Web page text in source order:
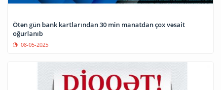
Ötən gün bank kartlarından 30 min manatdan çox vəsait
oğurlanıb
08-05-2025